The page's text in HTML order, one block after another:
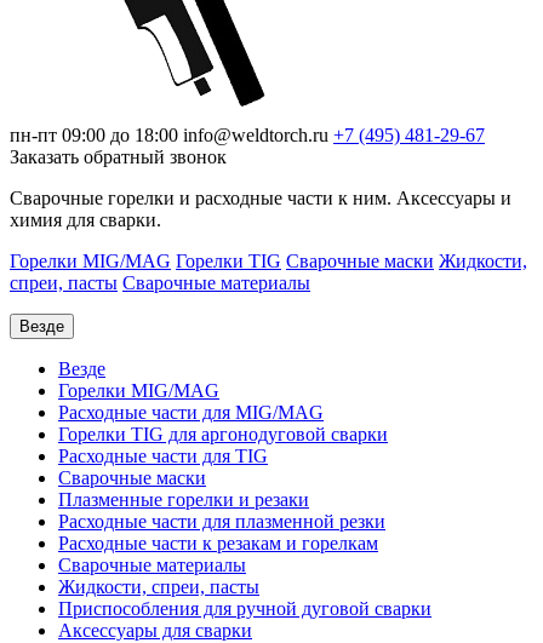
пн-пт 09:00 до 18:00 info@weldtorch.ru +7 (495) 481-29-67
Заказать обратный звонок
Сварочные горелки и расходные части к ним. Аксессуары и
химия для сварки.
Горелки MIG/MAG Горелки TIG Сварочные маски Жидкости,
спреи, пасты Сварочные материалы
Везде
Везде
Горелки MIG/MAG
Расходные части для MIG/MAG
Горелки TIG для аргонодуговой сварки
Расходные части для TIG
Сварочные маски
Плазменные горелки и резаки
Расходные части для плазменной резки
Расходные части к резакам и горелкам
Сварочные материалы
Жидкости, спреи, пасты
Приспособления для ручной дуговой сварки
Аксессуары для сварки